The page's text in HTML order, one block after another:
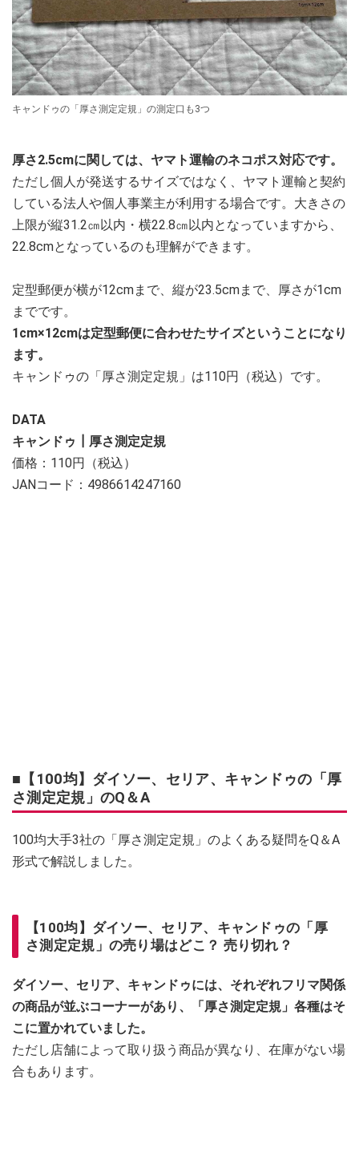
キャンドゥの「厚さ測定定規」の測定口も3つ
厚さ2.5cmに関しては、ヤマト運輸のネコポス対応です。
ただし個人が発送するサイズではなく、ヤマト運輸と契約
している法人や個人事業主が利用する場合です。大きさの
上限が縦31.2㎝以内・横22.8㎝以内となっていますから、
22.8cmとなっているのも理解ができます。
定型郵便が横が12cmまで、縦が23.5cmまで、厚さが1cm
までです。
1cm×12cmは定型郵便に合わせたサイズということになり
ます。
キャンドゥの「厚さ測定定規」は110円（税込）です。
DATA
キャンドゥ┃厚さ測定定規
価格：110円（税込）
JANコード：4986614247160
■【100均】ダイソー、セリア、キャンドゥの「厚
さ測定定規」のQ＆A
100均大手3社の「厚さ測定定規」のよくある疑問をQ＆A
形式で解説しました。
【100均】ダイソー、セリア、キャンドゥの「厚
さ測定定規」の売り場はどこ？ 売り切れ？
ダイソー、セリア、キャンドゥには、それぞれフリマ関係
の商品が並ぶコーナーがあり、「厚さ測定定規」各種はそ
こに置かれていました。
ただし店舗によって取り扱う商品が異なり、在庫がない場
合もあります。